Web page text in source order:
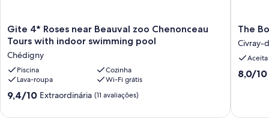
Gite
4*
near
Beauval
zoo
Chenonceau
Tours
Gite 4* Roses near Beauval zoo Chenonceau
Tours with indoor swimming pool
Chédigny
Piscina
Cozinha
Lava-roupa
Wi-Fi grátis
9.4
10,
9,4/10 Extraordinária (11 avaliações)
The
House
Civray-
de-
Touraine
The
Civray-
8.0
boa,
8,0/10